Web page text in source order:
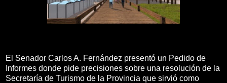
El Senador Carlos A. Fernández presentó un Pedido de
Informes donde pide precisiones sobre una resolución de la
Secretaría de Turismo de la Provincia que sirvió como